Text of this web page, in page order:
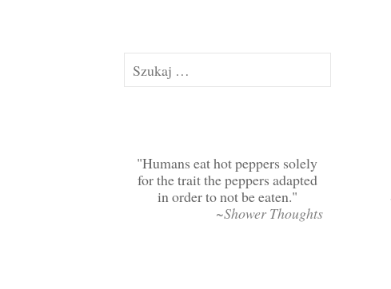
Szukaj:
Humans eat hot peppers solely
for the trait the peppers adapted
in order to not be eaten.
~Shower Thoughts